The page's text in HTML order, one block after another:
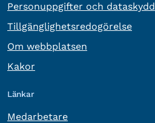
Personuppgifter och dataskydd
Tillgänglighetsredogörelse
Om webbplatsen
Kakor
Länkar
Medarbetare